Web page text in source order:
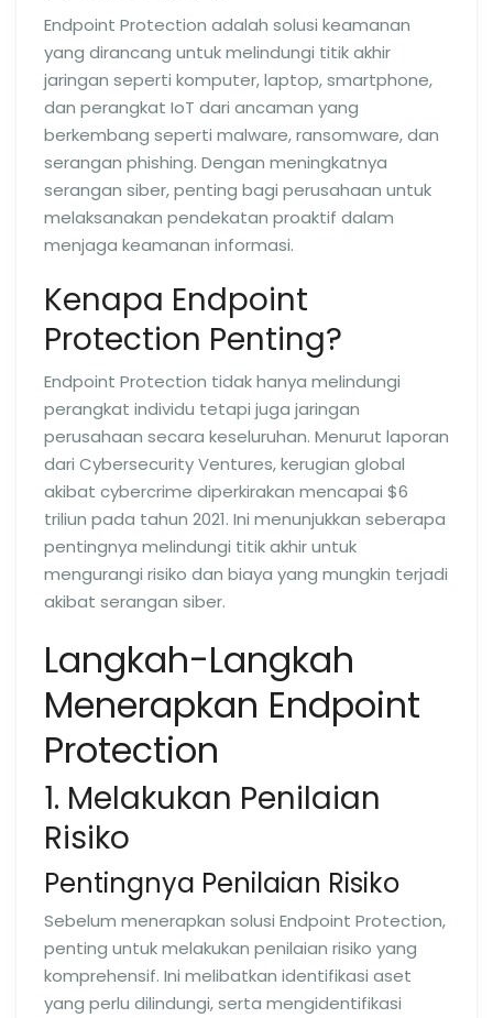
Endpoint Protection adalah solusi keamanan
yang dirancang untuk melindungi titik akhir
jaringan seperti komputer, laptop, smartphone,
dan perangkat IoT dari ancaman yang
berkembang seperti malware, ransomware, dan
serangan phishing. Dengan meningkatnya
serangan siber, penting bagi perusahaan untuk
melaksanakan pendekatan proaktif dalam
menjaga keamanan informasi.
Kenapa Endpoint
Protection Penting?
Endpoint Protection tidak hanya melindungi
perangkat individu tetapi juga jaringan
perusahaan secara keseluruhan. Menurut laporan
dari Cybersecurity Ventures, kerugian global
akibat cybercrime diperkirakan mencapai $6
triliun pada tahun 2021. Ini menunjukkan seberapa
pentingnya melindungi titik akhir untuk
mengurangi risiko dan biaya yang mungkin terjadi
akibat serangan siber.
Langkah-Langkah
Menerapkan Endpoint
Protection
1. Melakukan Penilaian
Risiko
Pentingnya Penilaian Risiko
Sebelum menerapkan solusi Endpoint Protection,
penting untuk melakukan penilaian risiko yang
komprehensif. Ini melibatkan identifikasi aset
yang perlu dilindungi, serta mengidentifikasi